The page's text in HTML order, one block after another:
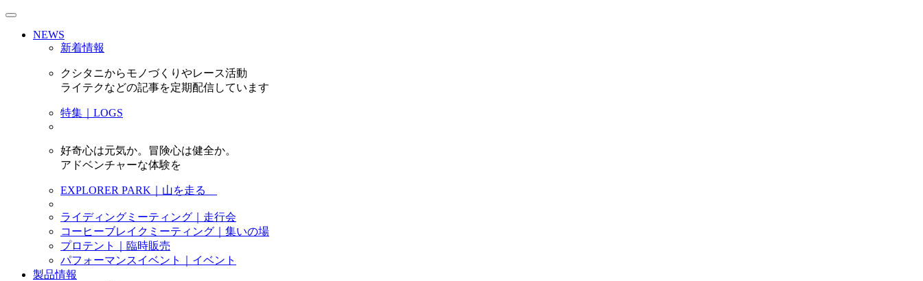
NEWS
新着情報
クシタニからモノづくりやレース活動
ライテクなどの記事を定期配信しています
特集｜LOGS
好奇心は元気か。冒険心は健全か。
アドベンチャーな体験を
EXPLORER PARK｜山を走る
ライディングミーティング｜走行会
コーヒーブレイクミーティング｜集いの場
プロテント｜臨時販売
パフォーマンスイベント｜イベント
製品情報